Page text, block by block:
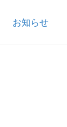
お知らせ